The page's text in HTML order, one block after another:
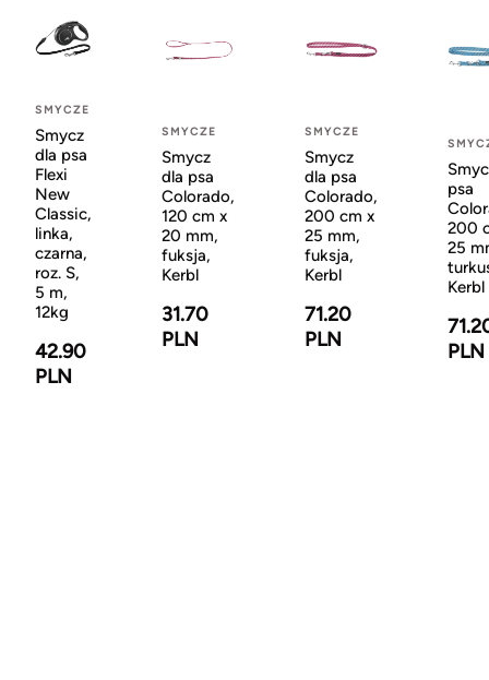
SMYCZE
Smycz
dla psa
Flexi
New
Classic,
linka,
czarna,
roz. S,
5 m,
12kg
42.90
PLN
SMYCZE
Smycz
dla psa
Colorado,
120 cm x
20 mm,
fuksja,
Kerbl
31.70
PLN
SMYCZE
Smycz
dla psa
Colorado,
200 cm x
25 mm,
fuksja,
Kerbl
71.20
PLN
psa
200
25
Kerbl
PLN